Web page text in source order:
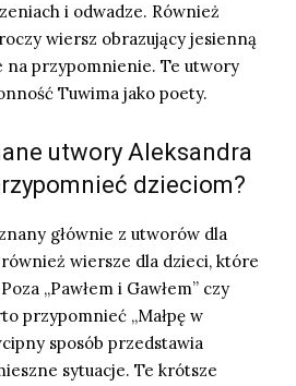
i odwadze. Również
wiersz obrazujący jesienną
na przypomnienie. Te utwory
Tuwima jako poety.
utwory Aleksandra
dzieciom?
głównie z utworów dla
również wiersze dla dzieci, które
„Pawłem i Gawłem” czy
przypomnieć „Małpę w
sposób przedstawia
sytuacje. Te krótsze